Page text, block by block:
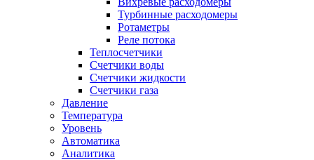
Турбинные расходомеры
Ротаметры
Реле потока
Теплосчетчики
Счетчики воды
Счетчики жидкости
Счетчики газа
Давление
Температура
Уровень
Автоматика
Аналитика